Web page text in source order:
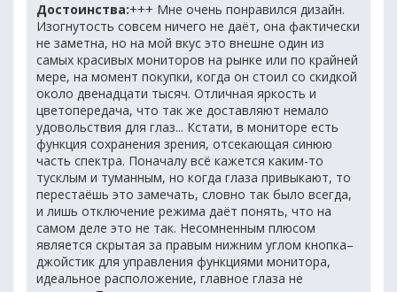
Достоинства:+++ Мне очень понравился дизайн.
Изогнутость совсем ничего не даёт, она фактически
не заметна, но на мой вкус это внешне один из
самых красивых мониторов на рынке или по крайней
мере, на момент покупки, когда он стоил со скидкой
около двенадцати тысяч. Отличная яркость и
цветопередача, что так же доставляют немало
удовольствия для глаз... Кстати, в мониторе есть
функция сохранения зрения, отсекающая синюю
часть спектра. Поначалу всё кажется каким-то
тусклым и туманным, но когда глаза привыкают, то
перестаёшь это замечать, словно так было всегда,
и лишь отключение режима даёт понять, что на
самом деле это не так. Несомненным плюсом
является скрытая за правым нижним углом кнопка–
джойстик для управления функциями монитора,
идеальное расположение, главное глаза не